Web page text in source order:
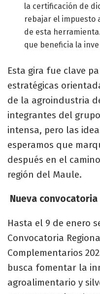
la certificación de
rebajar el impuesto
de esta
que beneficia la
Esta gira fue clave
estratégicas
de la agroindustria
integrantes del
intensa, pero las
esperamos que
después en el
región del Maule.
Nueva convocatoria
Hasta el 9 de enero
Convocatoria
Complementarios
busca fomentar la
agroalimentario y